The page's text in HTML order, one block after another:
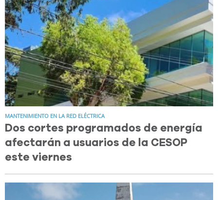
MANTENIMIENTO EN LA RED ELÉCTRICA
Dos cortes programados de energía
afectarán a usuarios de la CESOP
este viernes